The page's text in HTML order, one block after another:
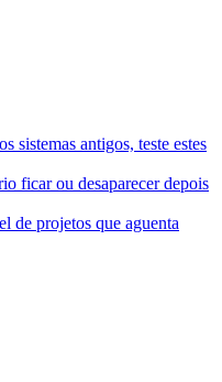
sistemas antigos, teste estes
ficar ou desaparecer depois
de projetos que aguenta